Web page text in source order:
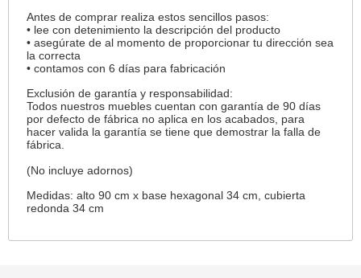
Antes de comprar realiza estos sencillos pasos:
• lee con detenimiento la descripción del producto
• asegúrate de al momento de proporcionar tu dirección sea
la correcta
• contamos con 6 días para fabricación
Exclusión de garantía y responsabilidad:
Todos nuestros muebles cuentan con garantía de 90 días
por defecto de fábrica no aplica en los acabados, para
hacer valida la garantía se tiene que demostrar la falla de
fábrica.
(No incluye adornos)
Medidas: alto 90 cm x base hexagonal 34 cm, cubierta
redonda 34 cm